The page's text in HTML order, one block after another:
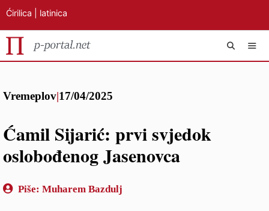
sadržaj
Ćirilica latinica
Vremeplov|17/04/2025
Ćamil Sijarić: prvi svjedok
oslobođenog Jasenovca
Piše: Muharem Bazdulj